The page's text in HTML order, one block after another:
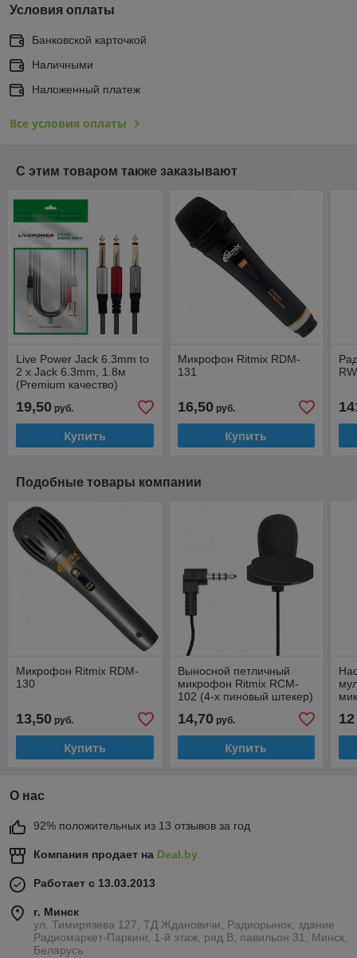
Условия оплаты
Банковской карточкой
Наличными
Наложенный платеж
Все условия оплаты
С этим товаром также заказывают
Live Power Jack 6.3mm to
2 x Jack 6.3mm, 1.8м
(Premium качество)
19,50 руб.
Купить
Микрофон Ritmix RDM-
131
16,50руб.
Купить
Подобные товары компании
Микрофон Ritmix RDM-
130
13,50 руб.
Купить
Выносной петличный
микрофон Ritmix RCM-
102 (4-х пиновый штекер)
14,70руб.
Купить
12
О нас
92% положительных из 13 отзывов за год
Компания продает на Deal.by
Работает с 13.03.2013
г. Минск
ул. Тимирязева 127, ТД Ждановичи, Радиорынок, здание
Радиомаркет-Паркинг, 1-й этаж, ряд В, павильон 31, Минск,
Беларусь